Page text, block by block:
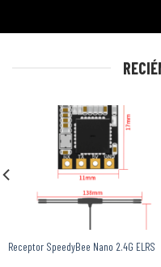
Receptor SpeedyBee Nano 2.4G ELRS